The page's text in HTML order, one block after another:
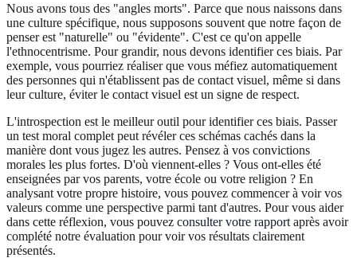
Nous avons tous des "angles morts". Parce que nous naissons dans
une culture spécifique, nous supposons souvent que notre façon de
penser est "naturelle" ou "évidente". C'est ce qu'on appelle
l'ethnocentrisme. Pour grandir, nous devons identifier ces biais. Par
exemple, vous pourriez réaliser que vous méfiez automatiquement
des personnes qui n'établissent pas de contact visuel, même si dans
leur culture, éviter le contact visuel est un signe de respect.
L'introspection est le meilleur outil pour identifier ces biais. Passer
un test moral complet peut révéler ces schémas cachés dans la
manière dont vous jugez les autres. Pensez à vos convictions
morales les plus fortes. D'où viennent-elles ? Vous ont-elles été
enseignées par vos parents, votre école ou votre religion ? En
analysant votre propre histoire, vous pouvez commencer à voir vos
valeurs comme une perspective parmi tant d'autres. Pour vous aider
dans cette réflexion, vous pouvez consulter votre rapport après avoir
complété notre évaluation pour voir vos résultats clairement
présentés.